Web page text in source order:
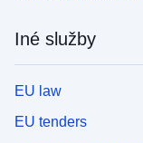
Iné služby
EU law
EU tenders